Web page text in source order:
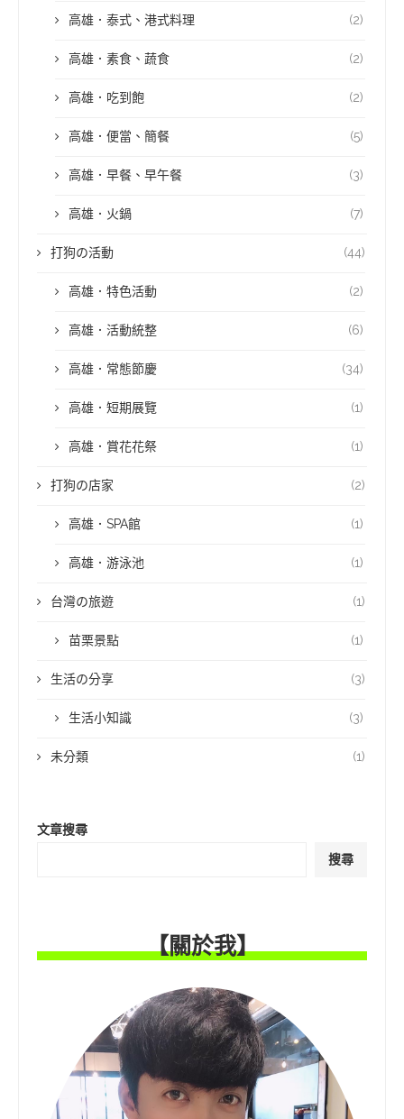
高雄．泰式、港式料理 (2)
高雄．素食、蔬食 (2)
高雄．吃到飽 (2)
高雄．便當、簡餐 (5)
高雄．早餐、早午餐 (3)
高雄．火鍋 (7)
打狗の活動 (44)
高雄．特色活動 (2)
高雄．活動統整 (6)
高雄．常態節慶 (34)
高雄．短期展覽 (1)
高雄．賞花花祭 (1)
打狗の店家 (2)
高雄．SPA館 (1)
高雄．游泳池 (1)
台灣の旅遊 (1)
苗栗景點 (1)
生活の分享 (3)
生活小知識 (3)
未分類 (1)
文章搜尋
搜尋
【關於我】